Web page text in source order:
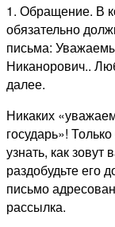
1. Обращение. В
обязательно
письма:
Никанорович..
далее.
Никаких
государь»!
узнать, как
раздобудьте его
письмо
рассылка.